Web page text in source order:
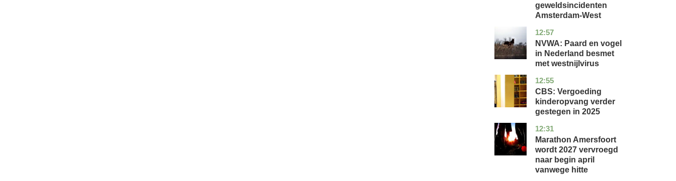
geweldsincidenten
Amsterdam-West
12:57
utrecht
nieuws
NVWA: Paard en vogel
in Nederland besmet
met westnijlvirus
12:55
zuid-
holland
economie
CBS: Vergoeding
kinderopvang verder
gestegen in 2025
12:31
utrecht
nieuws
Marathon Amersfoort
wordt 2027 vervroegd
naar begin april
vanwege hitte